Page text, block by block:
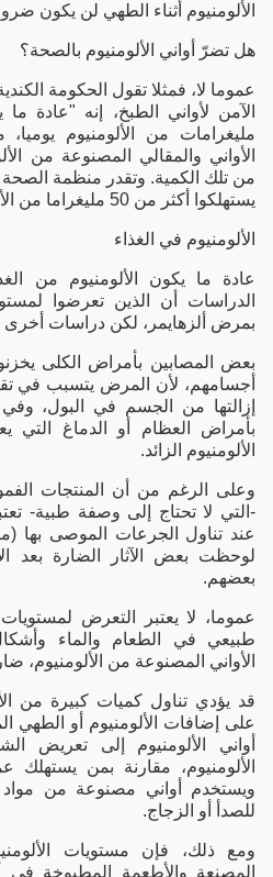
الألومنيوم أثناء الطهي لن يكون
هل تضرّ أواني الألومنيوم بالصحة؟
عموما لا، فمثلا تقول الحكومة
مليغرامات من الألومنيوم
الأواني والمقالي المصنوعة من
من تلك الكمية. وتقدر منظمة الصحة
يستهلكوا أكثر من 50 مليغراما من الألومنيوم يوميا دون ضرر".
الألومنيوم في الغذاء
عادة ما يكون الألومنيوم من
الدراسات أن الذين تعرضوا
بمرض ألزهايمر، لكن دراسات أخرى
بعض المصابين بأمراض الكلى
أجسامهم، لأن المرض يتسبب في
إزالتها من الجسم في البول،
بأمراض العظام أو الدماغ التي
الألومنيوم الزائد.
وعلى الرغم من أن المنتجات
-التي لا تحتاج إلى وصفة طبية-
عند تناول الجرعات الموصى بها
لوحظت بعض الآثار الضارة بعد
بعضهم.
عموما، لا يعتبر التعرض
طبيعي في الطعام والماء
الأواني المصنوعة من الألومنيوم،
قد يؤدي تناول كميات كبيرة من
على إضافات الألومنيوم أو الطهي
أواني الألومنيوم إلى تعريض
الألومنيوم، مقارنة بمن يستهلك
ويستخدم أواني مصنوعة من مواد
للصدأ أو الزجاج.
ومع ذلك، فإن مستويات
المصنعة والأطعمة المطبوخة في